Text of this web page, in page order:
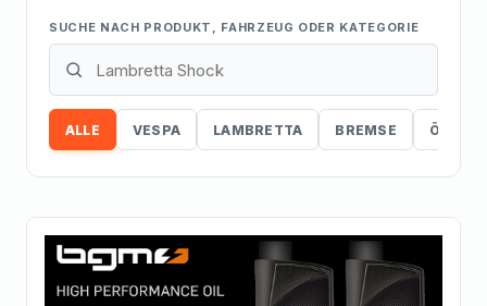
SUCHE NACH PRODUKT, FAHRZEUG ODER KATEGORIE
ALLE VESPA LAMBRETTA BREMSE ÖL